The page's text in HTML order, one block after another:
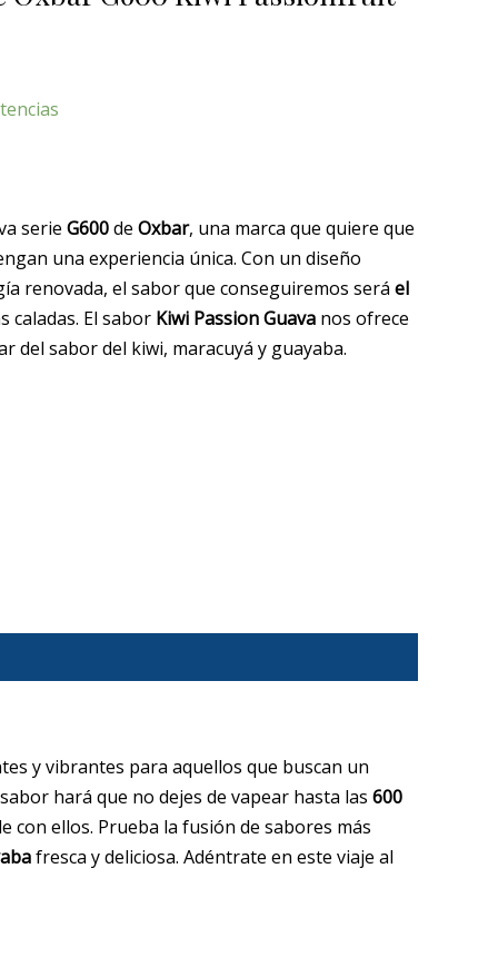
serie G600de Oxbar, una marca que quiere que
una experiencia única. Con un diseño
renovada, el sabor que conseguiremos será el
caladas. El sabor Kiwi Passion Guava nos ofrece
del sabor del kiwi, maracuyá y guayaba.
y vibrantes para aquellos que buscan un
hará que no dejes de vapear hasta las 600
con ellos. Prueba la fusión de sabores más
fresca y deliciosa. Adéntrate en este viaje al